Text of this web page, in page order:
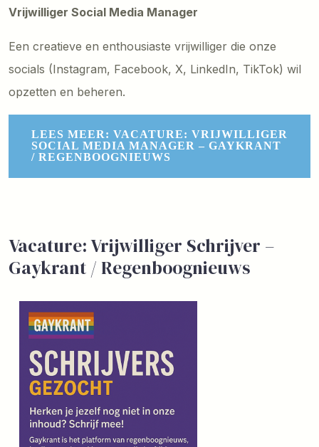
Vrijwilliger Social Media Manager
Een creatieve en enthousiaste vrijwilliger die onze
socials (Instagram, Facebook, X, LinkedIn, TikTok) wil
opzetten en beheren.
LEES MEER: VACATURE: VRIJWILLIGER
SOCIAL MEDIA MANAGER – GAYKRANT
/ REGENBOOGNIEUWS
Vacature: Vrijwilliger Schrijver –
Gaykrant / Regenboognieuws